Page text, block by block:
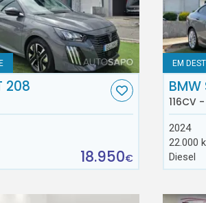
208
18.950€
EM
BMW
116CV
2024
22.000
Diesel